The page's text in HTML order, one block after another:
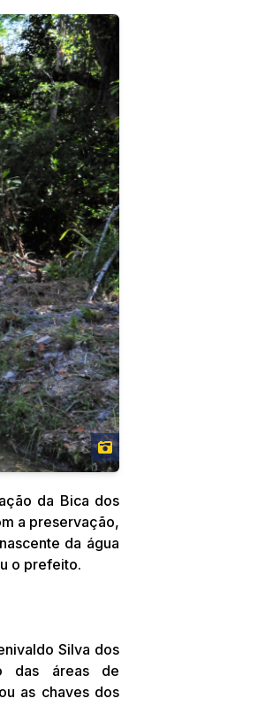
da Bica dos
a preservação,
da água
o prefeito.
Silva dos
das áreas de
as chaves dos